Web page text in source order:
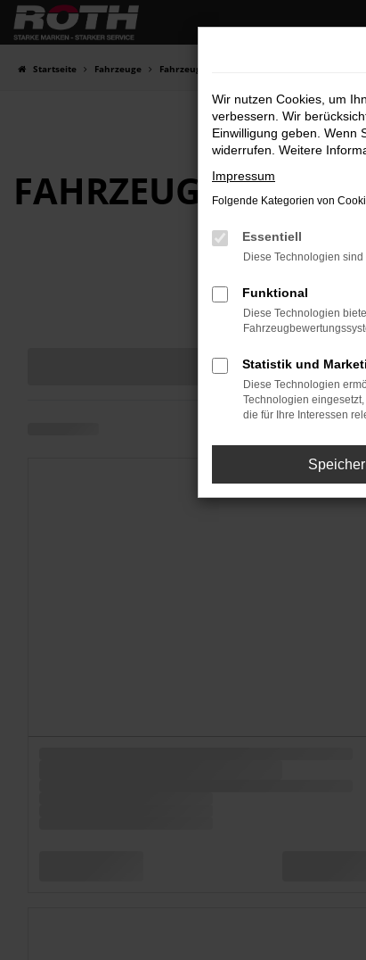
Zum
Hauptinhalt
Startseite Fahrzeuge Fahrzeugbestand
FAHRZEUG-
Wir nutzen Cookies, um
verbessern. Wir
Einwilligung geben. Wenn
widerrufen. Weitere
Impressum
Folgende Kategorien von
Essentiell
Diese Technologien
Funktional
Diese Technologien
Statistik und
Diese Technologien
Technologien
die für Ihre Interessen